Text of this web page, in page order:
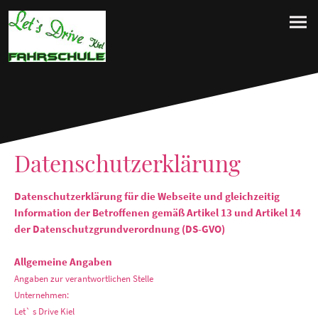
Datenschutzerklärung
Datenschutzerklärung für die Webseite und gleichzeitig
Information der Betroffenen gemäß Artikel 13 und Artikel 14
der Datenschutzgrundverordnung (DS-GVO)
Allgemeine Angaben
Angaben zur verantwortlichen Stelle
Unternehmen:
Let` s Drive Kiel